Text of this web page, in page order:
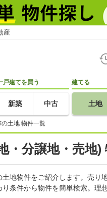
産
戸建てを買う
新築 中古
建てる
土地
の土地 物件一覧
・分譲地・売地)
地物件をご紹介します。売り
条件から物件を簡単検索。理